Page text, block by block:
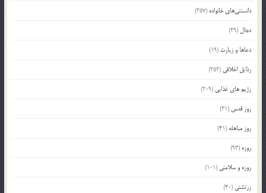
دانستنی‌های خانواده (357)
دجال (29)
دعاها و زیارت (19)
رذایل اخلاقی (252)
رژیم های غذایی (209)
روز قدس (31)
روز مباهله (41)
روزه (93)
روزه و سلامتی (101)
زرتشتی (40)